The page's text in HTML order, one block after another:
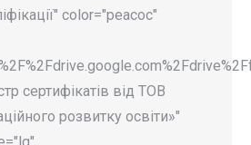
color="peacoc"
сертифікатів від ТОВ
розвитку освіти»"